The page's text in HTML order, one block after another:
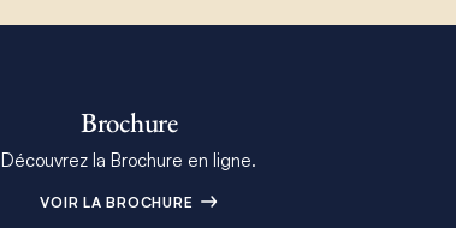
Brochure
Découvrez la Brochure en ligne.
VOIR LA BROCHURE